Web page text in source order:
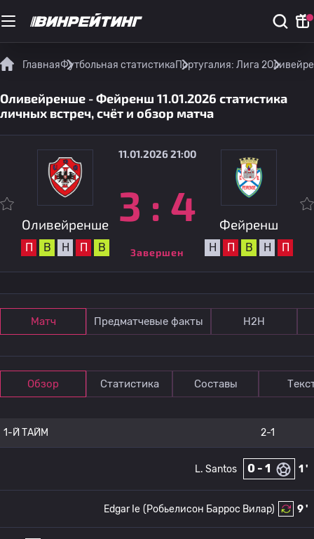
ГлавнаяФутбольная статистикаПортугалия: Лига 2
Оливейренше - Фейренш 11.01.2026 статистика
личных встреч, счёт и обзор матча
Оливейренше
П В Н П В
11.01.2026 21:00
3 : 4
Завершен
Фейренш
Н П В Н П
Матч Предматчевые факты Н2Н
Обзор Статистика Составы
1-Й ТАЙМ 2-1
1 '
0 - 1
L. Santos
9 '
(Робьелисон Баррос Вилар)
Edgar Ie